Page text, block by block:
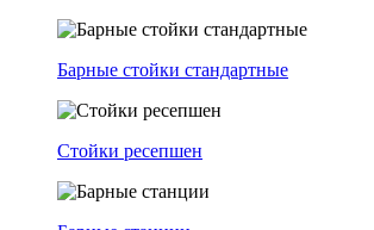
Барные стойки стандартные
Стойки ресепшен